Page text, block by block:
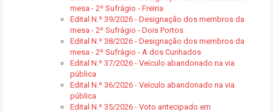
mesa - 2º Sufrágio - Freiria
Edital N.º 39/2026 - Designação dos membros da
mesa - 2º Sufrágio - Dois Portos
Edital N.º 38/2026 - Designação dos membros da
mesa - 2º Sufrágio - A dos Cunhados
Edital N.º 37/2026 - Veículo abandonado na via
pública
Edital N.º 36/2026 - Veículo abandonado na via
pública
Edital N.º 35/2026 - Voto antecipado em